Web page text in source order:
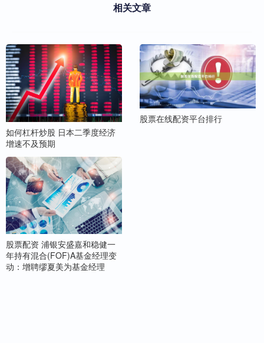
相关文章
如何杠杆炒股 日本二季度经济
增速不及预期
股票在线配资平台排行
股票配资 浦银安盛嘉和稳健一
年持有混合(FOF)A基金经理变
动：增聘缪夏美为基金经理